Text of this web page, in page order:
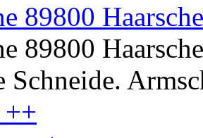
89800
89800
Schneide.
++